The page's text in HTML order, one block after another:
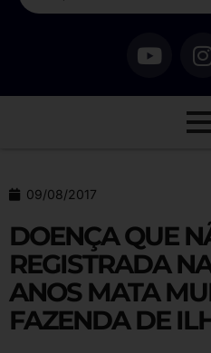
09/08/2017
DOENÇA QUE
REGISTRADA
ANOS MATA
FAZENDA DE